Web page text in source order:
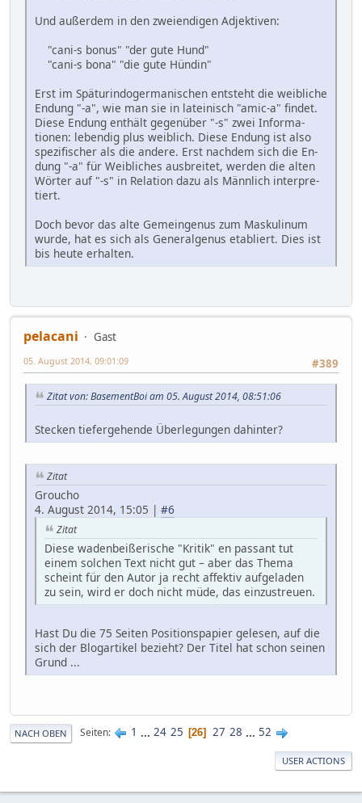
Und außerdem in den zweiendigen Adjektiven:
"cani-s bonus" "der gute Hund"
"cani-s bona" "die gute Hündin"
Erst im Späturindo­germanischen entsteht die weib­liche
En­dung "-a", wie man sie in latei­nisch "amic-a" fin­det.
Diese En­dung ent­hält gegen­über "-s" zwei In­forma­
tionen: le­ben­dig plus weib­lich. Diese En­dung ist also
spe­zi­fi­scher als die ande­re. Erst nach­dem sich die En­
dung "-a" für Weib­liches aus­brei­tet, wer­den die al­ten
Wörter auf "-s" in Rela­tion dazu als Männ­lich inter­pre­
tiert.
Doch bevor das alte Ge­mein­genus zum Masku­li­num
wurde, hat es sich als General­genus eta­bliert. Dies ist
bis heute er­hal­ten.
pelacani
Gast
#389
05. August 2014, 09:01:09
Zitat von: BasementBoi am 05. August 2014, 08:51:06
Stecken tiefergehende Überlegungen dahinter?
Zitat
Groucho
4. August 2014, 15:05 | #6
Zitat
Diese wadenbeißerische "Kritik" en passant tut
einem solchen Text nicht gut – aber das Thema
scheint für den Autor ja recht affektiv aufgeladen
zu sein, wird er doch nicht müde, das einzustreuen.
Hast Du die 75 Seiten Positionspapier gelesen, auf die
sich der Blogartikel bezieht? Der Titel hat schon seinen
Grund ...
NACH OBEN Seiten 1 ... 24 25 26 27 28 ... 52
USER ACTIONS